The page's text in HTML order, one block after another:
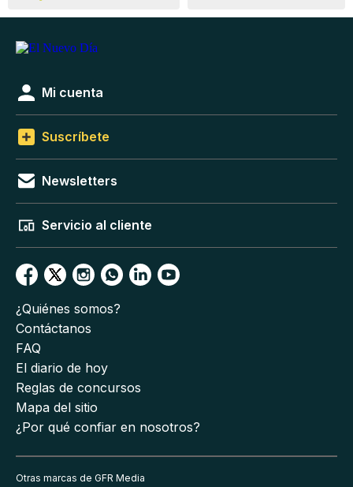
Mi cuenta
Suscríbete
Newsletters
Servicio al cliente
¿Quiénes somos?
Contáctanos
FAQ
El diario de hoy
Reglas de concursos
Mapa del sitio
¿Por qué confiar en nosotros?
Otras marcas de GFR Media